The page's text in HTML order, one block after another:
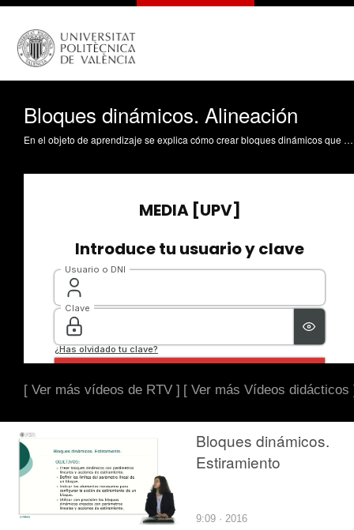
Bloques dinámicos. Alineación
En el objeto de aprendizaje se explica cómo crear bloques dinámicos que puedan alinearse de forma automática con líneas del dibujo. Se enseña cómo entrar en el editor de bloques y cómo definir un parámetro de tipo Alineación. El objeto de aprendizaje finaliza enseñando cómo comprobar el funcionamiento del bloque. Rey Solaz, B. (2016). Bloques dinámicos. Alineación. https://riunet.upv.es/handle/10251/66148 DER
[ Ver más vídeos de RTV ] [ Ver más Vídeos didácticos
Bloques dinámicos.
Estiramiento
9:09 · 2016